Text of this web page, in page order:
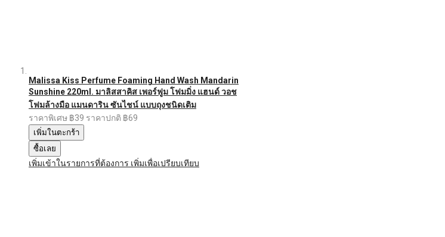
Malissa Kiss Perfume Foaming Hand Wash Mandarin
Sunshine 220ml. มาลิสสาคิส เพอร์ฟูม โฟมมิ่ง แฮนด์ วอช
โฟมล้างมือ แมนดาริน ซันไชน์ แบบถุงชนิดเติม
ราคาพิเศษ ฿39 ราคาปกติ ฿69
เพิ่มในตะกร้า
ซื้อเลย
เพิ่มเข้าในรายการที่ต้องการ เพิ่มเพื่อเปรียบเทียบ